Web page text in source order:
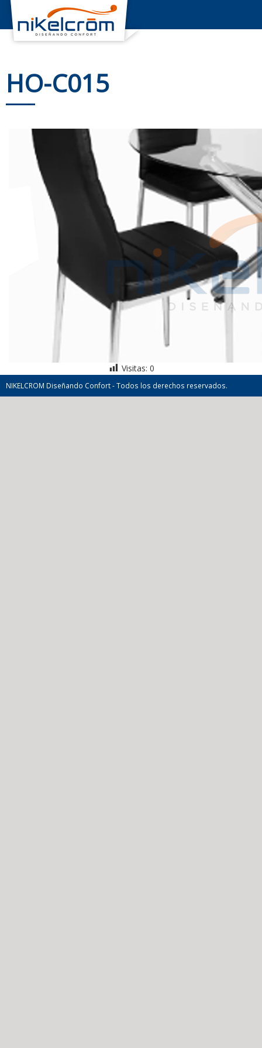
HO-C015
Visitas: 0
NIKELCROM Diseñando Confort - Todos los derechos reservados.